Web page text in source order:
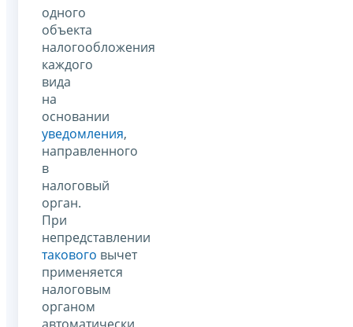
одного
объекта
налогообложения
каждого
вида
на
основании
уведомления,
направленного
в
налоговый
орган.
При
непредставлении
такового вычет
применяется
налоговым
органом
автоматически